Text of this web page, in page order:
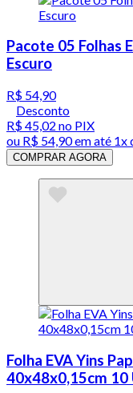
Pacote 05 Folhas
Escuro
R$ 54,90
Desconto
R$ 45,02 no PIX
ou R$ 54,90em até 1x
COMPRAR AGORA
Folha EVA Yins
40x48x0,15cm 10